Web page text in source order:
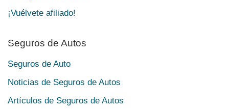
¡Vuélvete afiliado!
Seguros de Autos
Seguros de Auto
Noticias de Seguros de Autos
Artículos de Seguros de Autos